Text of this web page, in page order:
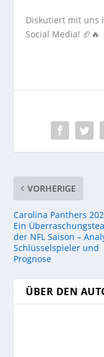
Diskutiert mit uns
Social Media! 🏈🔥
VORHERIGE
Carolina Panthers
Ein
der NFL Saison –
Schlüsselspieler und
Prognose
ÜBER DEN